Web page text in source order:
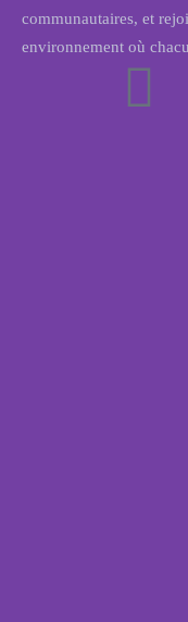
communautaires, et
environnement où